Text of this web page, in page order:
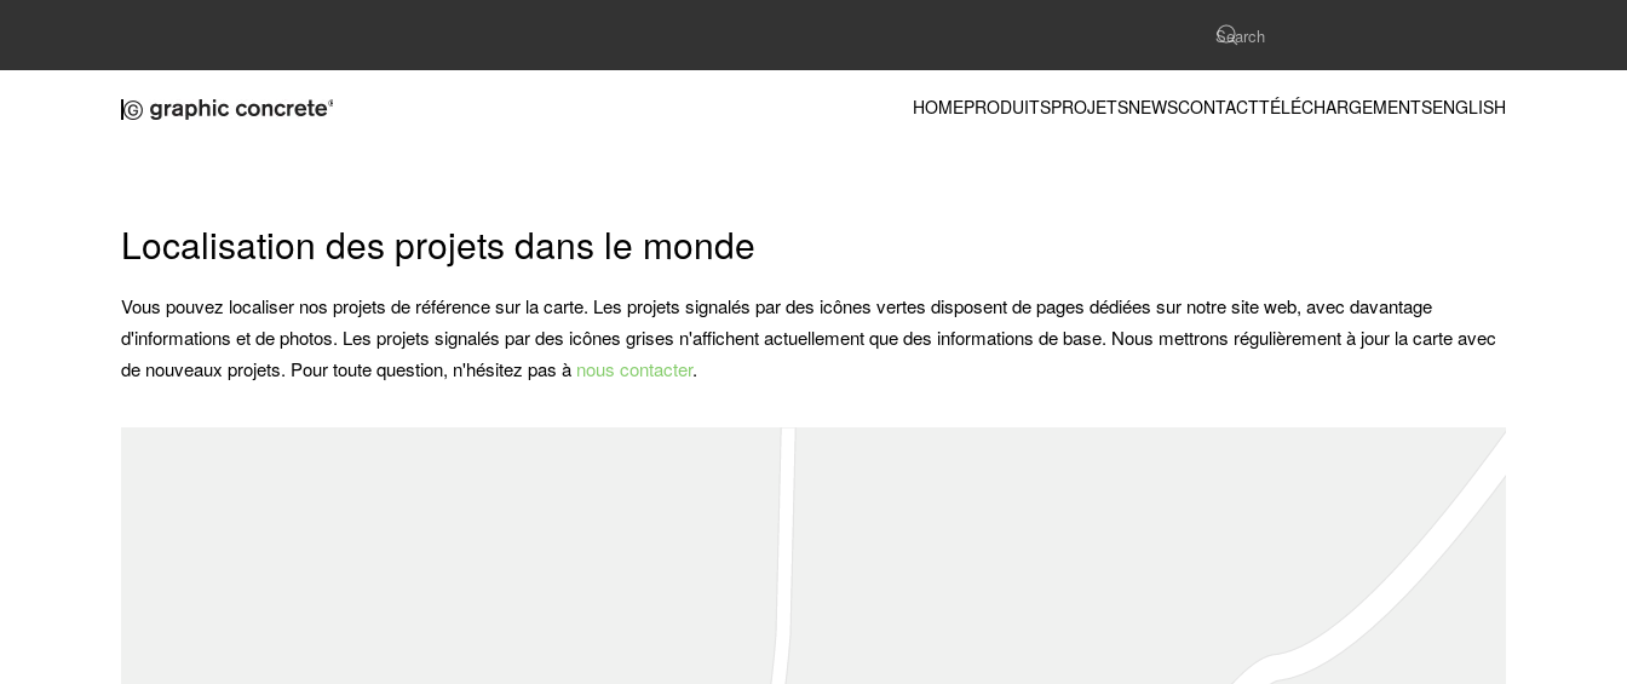
HOMEPRODUITSPROJETSNEWSCONTACTTÉLÉCHARGEMENTSENGLISH
Localisation des projets dans le monde
Vous pouvez localiser nos projets de référence sur la carte. Les projets signalés par des icônes vertes disposent de pages dédiées sur notre site web, avec davantage
d'informations et de photos. Les projets signalés par des icônes grises n'affichent actuellement que des informations de base. Nous mettrons régulièrement à jour la carte avec
de nouveaux projets. Pour toute question, n'hésitez pas à nous contacter.